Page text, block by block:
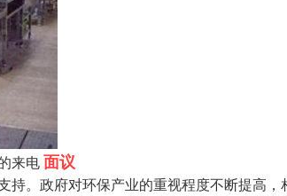
来电面议
持。政府对环保产业的重视程度不断提高